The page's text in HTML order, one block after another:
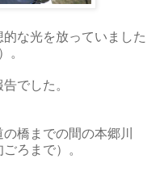
な光を放っていました
。
でした。
橋までの間の本郷川
ごろまで）。